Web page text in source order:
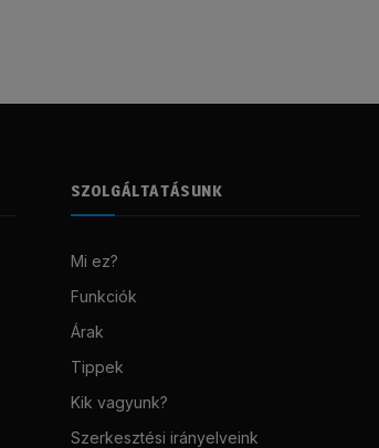
SZOLGÁLTATÁSUNK
Mi ez?
Funkciók
Árak
Tippek
Kik vagyunk?
Szerkesztési irányelveink